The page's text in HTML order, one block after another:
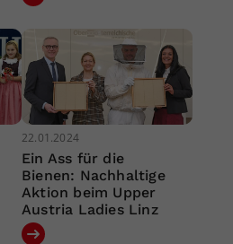
22.01.2024
Ein Ass für die
Bienen: Nachhaltige
Aktion beim Upper
Austria Ladies Linz